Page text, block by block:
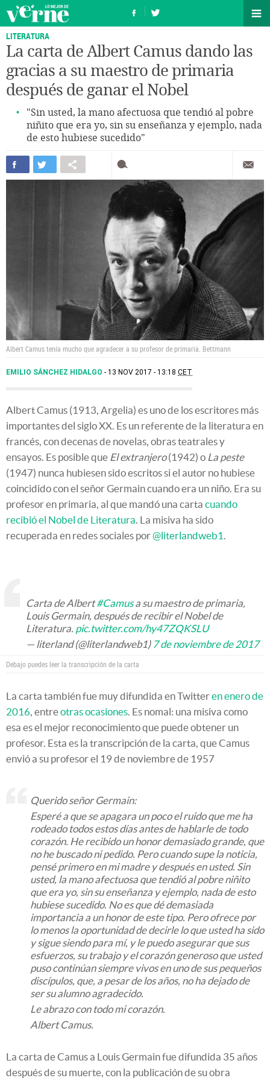
LITERATURA
La carta de Albert Camus dando las
gracias a su maestro de primaria
después de ganar el Nobel
"Sin usted, la mano afectuosa que tendió al pobre
niñito que era yo, sin su enseñanza y ejemplo, nada
de esto hubiese sucedido"
Albert Camus tenía mucho que agradecer a su profesor de primaria. Bettmann
EMILIO SÁNCHEZ HIDALGO 13 NOV 2017 - 13:18 CET
Albert Camus (1913, Argelia) es uno de los escritores más
importantes del siglo XX. Es un referente de la literatura en
francés, con decenas de novelas, obras teatrales y
ensayos. Es posible que El extranjero(1942) o La peste
(1947) nunca hubiesen sido escritos si el autor no hubiese
coincidido con el señor Germain cuando era un niño. Era su
profesor en primaria, al que mandó una carta cuando
recibió el Nobel de Literatura. La misiva ha sido
recuperada en redes sociales por@literlandweb1 .
Carta de Albert#Camusa su maestro de primaria,
Louis Germain, después de recibir el Nobel de
Literatura. pic.twitter.com/hy47ZQKSLU
— literland (@literlandweb1) 7 de noviembre de 2017
Debajo puedes leer la transcripción de la carta
La carta también fue muy difundida en Twitteren enero de
2016, entreotras ocasiones. Es nomal: una misiva como
esa es el mejor reconocimiento que puede obtener un
profesor. Esta es la transcripción de la carta, que Camus
envió a su profesor el 19 de noviembre de 1957
Querido señor Germain:
Esperé a que se apagara un poco el ruido que me ha
rodeado todos estos días antes de hablarle de todo
corazón. He recibido un honor demasiado grande, que
no he buscado ni pedido. Pero cuando supe la noticia,
pensé primero en mi madre y después en usted. Sin
usted, la mano afectuosa que tendió al pobre niñito
que era yo, sin su enseñanza y ejemplo, nada de esto
hubiese sucedido. No es que dé demasiada
importancia a un honor de este tipo. Pero ofrece por
lo menos la oportunidad de decirle lo que usted ha sido
y sigue siendo para mí, y le puedo asegurar que sus
esfuerzos, su trabajo y el corazón generoso que usted
puso continúan siempre vivos en uno de sus pequeños
discípulos, que, a pesar de los años, no ha dejado de
ser su alumno agradecido.
Le abrazo con todo mi corazón.
Albert Camus.
La carta de Camus a Louis Germain fue difundida 35 años
después de su muerte, con la publicación de su obra